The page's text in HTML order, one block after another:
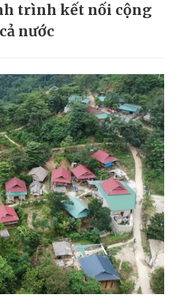
trình kết nối cộng
nước